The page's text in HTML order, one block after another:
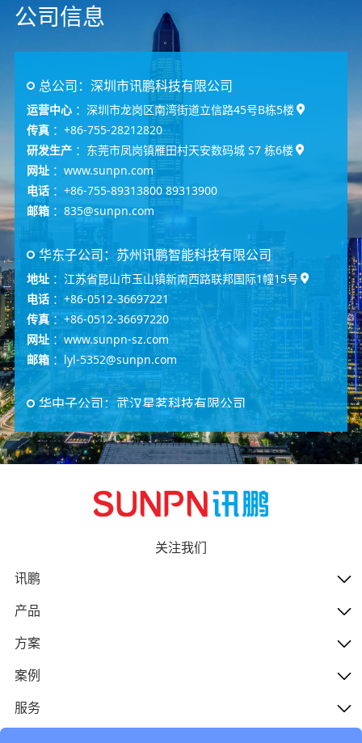
公司信息
总公司：深圳市讯鹏科技有限公司
运营中心：深圳市龙岗区南湾街道立信路45号B栋5楼
传真：+86-755-28212820
研发生产：东莞市凤岗镇雁田村天安数码城 S7 栋6楼
网址：www.sunpn.com
电话：+86-755-89313800 89313900
邮箱：835@sunpn.com
华东子公司：苏州讯鹏智能科技有限公司
地址：江苏省昆山市玉山镇新南西路联邦国际1幢15号
电话：+86-0512-36697221
传真：+86-0512-36697220
网址：www.sunpn-sz.com
邮箱：lyl-5352@sunpn.com
华中子公司：武汉星茗科技有限公司
地址 ：湖北武汉汉南区东荆街太白路西侧汉南新城欧洲风
情小镇1期8栋3401号
电话：+86-027-83889985
：www.whxingming.cn
香港子公司：香港讯鹏国际贸易有限公司
电话
传真
关注我们
讯鹏
产品
方案
案例
服务